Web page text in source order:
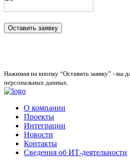
Нажимая на кнопку “Оставить заявку” - вы
персональных данных.
О компании
Проекты
Интеграции
Новости
Контакты
Сведения об ИТ-деятельности